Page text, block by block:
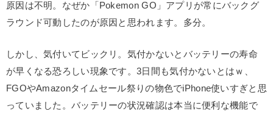
原因は不明。なぜか「Pokemon GO」アプリが常にバックグ
ラウンド可動したのが原因と思われます。多分。
しかし、気付いてビックリ。気付かないとバッテリーの寿命
が早くなる恐ろしい現象です。3日間も気付かないとはｗ、
FGOやAmazonタイムセール祭りの物色でiPhone使いすぎと思
っていました。バッテリーの状況確認は本当に便利な機能で